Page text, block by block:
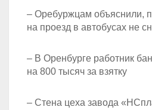
– Оребуржцам объяснили,
на проезд в автобусах не
– В Оренбурге работник
на 800 тысяч за взятку
– Стена цеха завода